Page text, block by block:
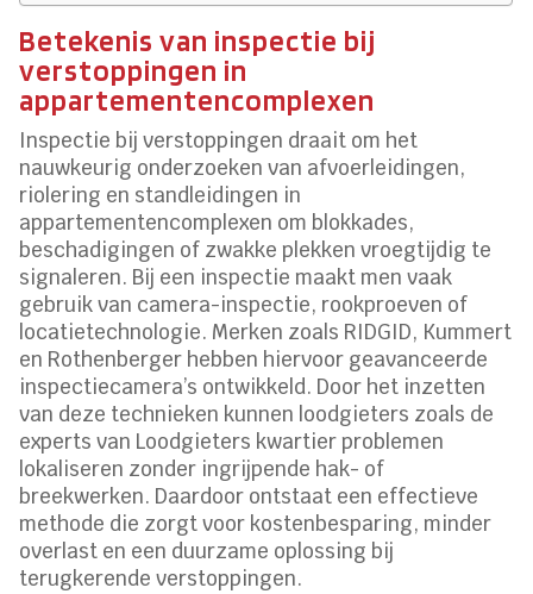
Betekenis van inspectie bij
verstoppingen in
appartementencomplexen
Inspectie bij verstoppingen draait om het
nauwkeurig onderzoeken van afvoerleidingen,
riolering en standleidingen in
appartementencomplexen om blokkades,
beschadigingen of zwakke plekken vroegtijdig te
signaleren. Bij een inspectie maakt men vaak
gebruik van camera-inspectie, rookproeven of
locatietechnologie. Merken zoals RIDGID, Kummert
en Rothenberger hebben hiervoor geavanceerde
inspectiecamera’s ontwikkeld. Door het inzetten
van deze technieken kunnen loodgieters zoals de
experts van Loodgieters kwartier problemen
lokaliseren zonder ingrijpende hak- of
breekwerken. Daardoor ontstaat een effectieve
methode die zorgt voor kostenbesparing, minder
overlast en een duurzame oplossing bij
terugkerende verstoppingen.